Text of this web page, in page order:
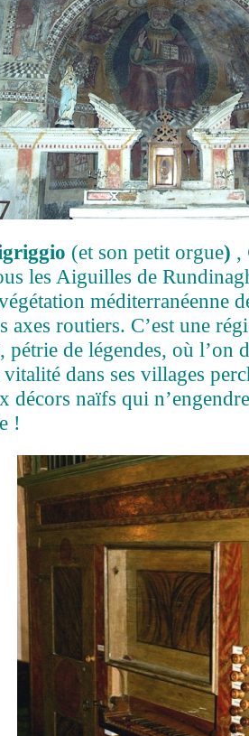
(et son petit orgue) ,
les Aiguilles de
méditerranéenne
axes routiers. C’est une
pétrie de légendes, où l’on
dans ses villages
décors naïfs qui
!